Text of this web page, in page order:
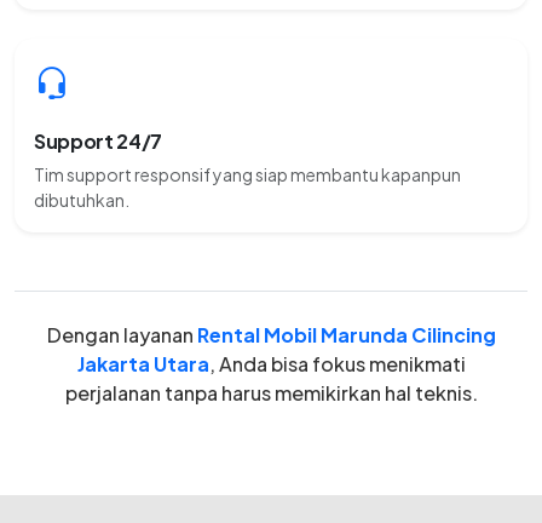
Support 24/7
Tim support responsif yang siap membantu kapanpun
dibutuhkan.
Dengan layanan Rental Mobil Marunda Cilincing
Jakarta Utara, Anda bisa fokus menikmati
perjalanan tanpa harus memikirkan hal teknis.